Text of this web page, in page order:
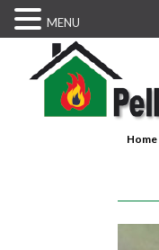
Home
MENU